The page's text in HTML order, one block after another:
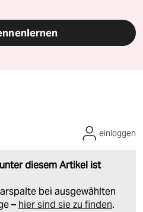
diesem Artikel ist
bei ausgewählten
– hier sind sie zu finden.
einloggen